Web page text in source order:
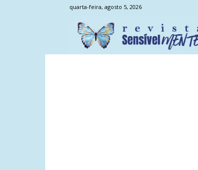
quarta-feira, agosto 5, 2026